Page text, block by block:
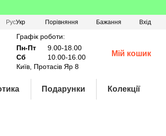
РусУкр Порівняння Бажання Вхід
Графік роботи:
Пн-Пт
9.00-18.00
Сб
10.00-16.00
Київ, Протасів Яр 8
Мій кошик
Подарунки Колекції